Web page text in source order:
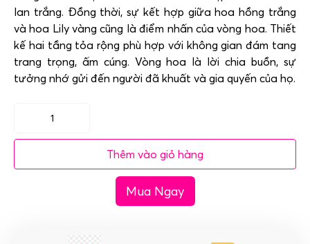
lan trắng. Đồng thời, sự kết hợp giữa hoa hồng trắng
và hoa Lily vàng cũng là điểm nhấn của vòng hoa. Thiết
kế hai tầng tỏa rộng phù hợp với không gian đám tang
trang trọng, ấm cúng. Vòng hoa là lời chia buồn, sự
tưởng nhớ gửi đến người đã khuất và gia quyến của họ.
Kệ
hoa
Thêm vào giỏ hàng
Mua Ngay